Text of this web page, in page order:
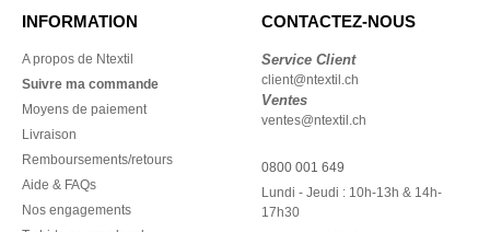
INFORMATION
A propos de Ntextil
Suivre ma commande
Moyens de paiement
Livraison
Remboursements/retours
Aide & FAQs
Nos engagements
CONTACTEZ-NOUS
Service Client
client@ntextil.ch
Ventes
ventes@ntextil.ch
0800 001 649
Lundi - Jeudi : 10h-13h & 14h-
17h30